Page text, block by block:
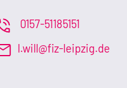
0157-51185151
l.will@fiz-leipzig.de